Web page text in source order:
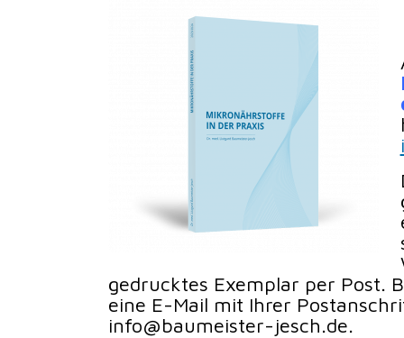
gedrucktes Exemplar per Post.
eine E-Mail mit Ihrer
info@baumeister-jesch.de.